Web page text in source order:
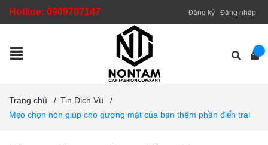
Hotline: 0909707147 Đăng ký Đăng nhập
Trang chủ / Tin Dịch Vụ
/
Mẹo chọn nón giúp cho gương mặt của bạn thêm phần điển trai